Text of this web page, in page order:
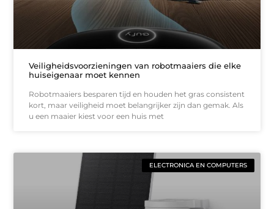
Veiligheidsvoorzieningen van robotmaaiers die elke
huiseigenaar moet kennen
Robotmaaiers besparen tijd en houden het gras consistent
kort, maar veiligheid moet belangrijker zijn dan gemak. Als
u een maaier kiest voor een huis met
ELECTRONICA EN COMPUTERS